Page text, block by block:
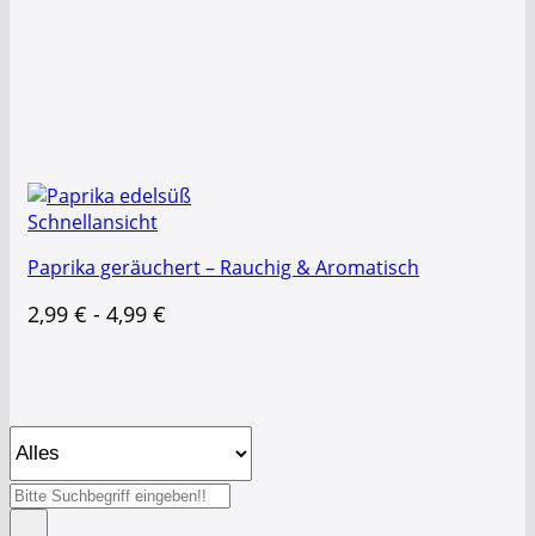
Schnellansicht
Paprika geräuchert – Rauchig & Aromatisch
2,99 € - 4,99 €
Suche
nach: